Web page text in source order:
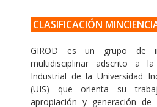
CLASIFICACIÓN
GIROD es un grupo de
multidisciplinar adscrito a
Industrial de la Universidad
(UIS) que orienta su
apropiación y generación